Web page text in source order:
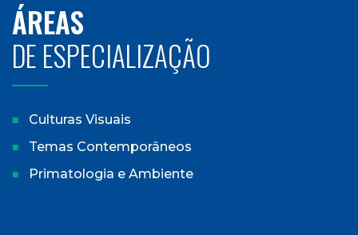
ÁREAS
DE ESPECIALIZAÇÃO
Culturas Visuais
Temas Contemporâneos
Primatologia e Ambiente